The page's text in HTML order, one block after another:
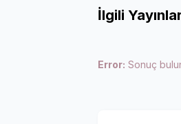
İlgili
Error: Sonuç